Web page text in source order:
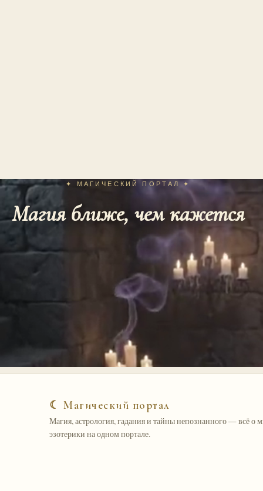
✦ МАГИЧЕСКИЙ ПОРТАЛ ✦
Магия ближе, чем кажется
☾ Магический портал
Магия, астрология, гадания и тайны непознанного — всё о
эзотерики на одном портале.